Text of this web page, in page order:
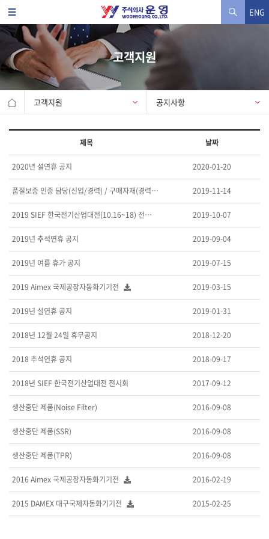
ENG
고객지원
고객지원 공지사항
제목 날짜
2020년 설연휴 공지 2020-01-20
품질보증 인증 담당(신입/경력) / 구매자재(경력무관)… 2019-11-14
2019 SIEF 한국전기산업대전(10.16~18) 전… 2019-10-07
2019년 추석연휴 공지 2019-09-04
2019년 여름 휴가 공지 2019-07-15
2019 Aimex 국제공장자동화기기전 2019-03-15
2019년 설연휴 공지 2019-01-31
2018년 12월 24일 휴무공지 2018-12-20
2018 추석연휴 공지 2018-09-17
2018년 SIEF 한국전기산업대전 전시회 2017-09-12
생산중단 제품(Noise Filter) 2016-09-08
생산중단 제품(SSR) 2016-09-08
생산중단 제품(TPR) 2016-09-08
2016 Aimex 국제공장자동화기기전 2016-02-19
2015 DAMEX 대구국제자동화기기전 2015-02-25